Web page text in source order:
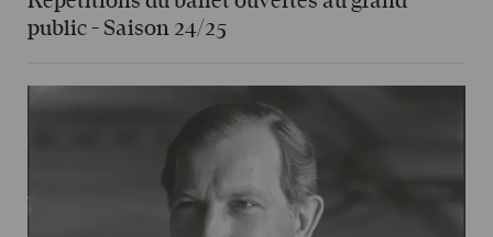
public - Saison 24/25